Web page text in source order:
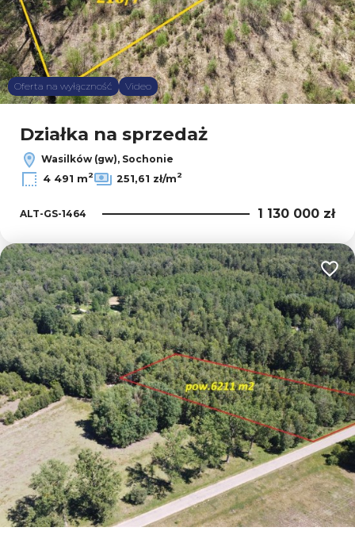
Oferta na wyłączność Video
Działka na sprzedaż
Wasilków (gw), Sochonie
4 491 m2 251,61 zł/m2
ALT-GS-1464 1 130 000 zł